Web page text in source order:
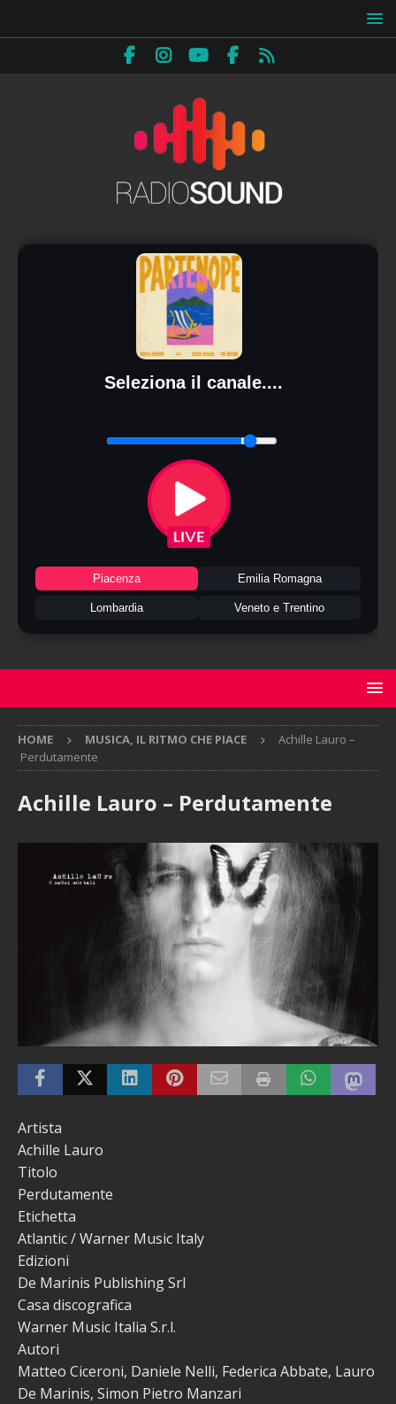
Seleziona il canale....
Piacenza Emilia Romagna
Lombardia Veneto e Trentino
HOME MUSICA, IL RITMO CHE PIACE
Achille Lauro –
Perdutamente
Achille Lauro – Perdutamente
Artista
Achille Lauro
Titolo
Perdutamente
Etichetta
Atlantic / Warner Music Italy
Edizioni
De Marinis Publishing Srl
Casa discografica
Warner Music Italia S.r.l.
Autori
Matteo Ciceroni, Daniele Nelli, Federica Abbate, Lauro
De Marinis, Simon Pietro Manzari